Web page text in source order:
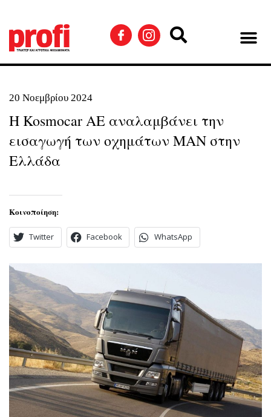
20 Νοεμβρίου 2024
H Kosmocar ΑE αναλαμβάνει την
εισαγωγή των οχημάτων MAN στην
Ελλάδα
Κοινοποίηση:
Twitter Facebook WhatsApp